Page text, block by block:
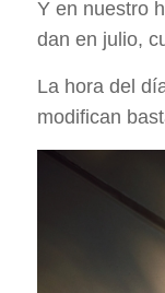
Y en nuestro
dan en julio,
La hora del
modifican